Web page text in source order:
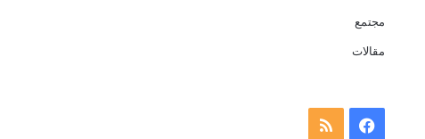
مجتمع
مقالات
فيسبوكملخص